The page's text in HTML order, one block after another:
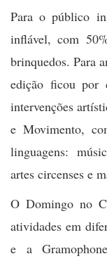
Para o público
inflável, com
brinquedos. Para
edição ficou por
intervenções
e Movimento,
linguagens:
artes circenses e
O Domingo no
atividades em
e a